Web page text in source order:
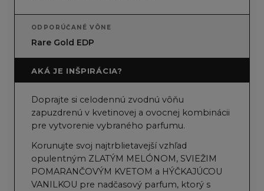
ODPORÚČANÉ VÔNE
Rare Gold EDP
AKÁ JE INŠPIRÁCIA?
Doprajte si celodennú zvodnú vôňu
zapuzdrenú v kvetinovej a ovocnej kombinácii
pre vytvorenie vybraného parfumu.
Korunujte svoj najtrblietavejší vzhľad
opulentným ZLATÝM MELÓNOM, SVIEŽIM
POMARANČOVÝM KVETOM a HÝČKAJÚCOU
VANILKOU pre nadčasový parfum, ktorý s